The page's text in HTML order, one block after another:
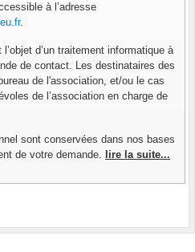
à l’adresse
.
d’un traitement informatique à
de contact. Les destinataires des
de l'association, et/ou le cas
de l’association en charge de
sont conservées dans nos bases
de votre demande.
lire la suite...